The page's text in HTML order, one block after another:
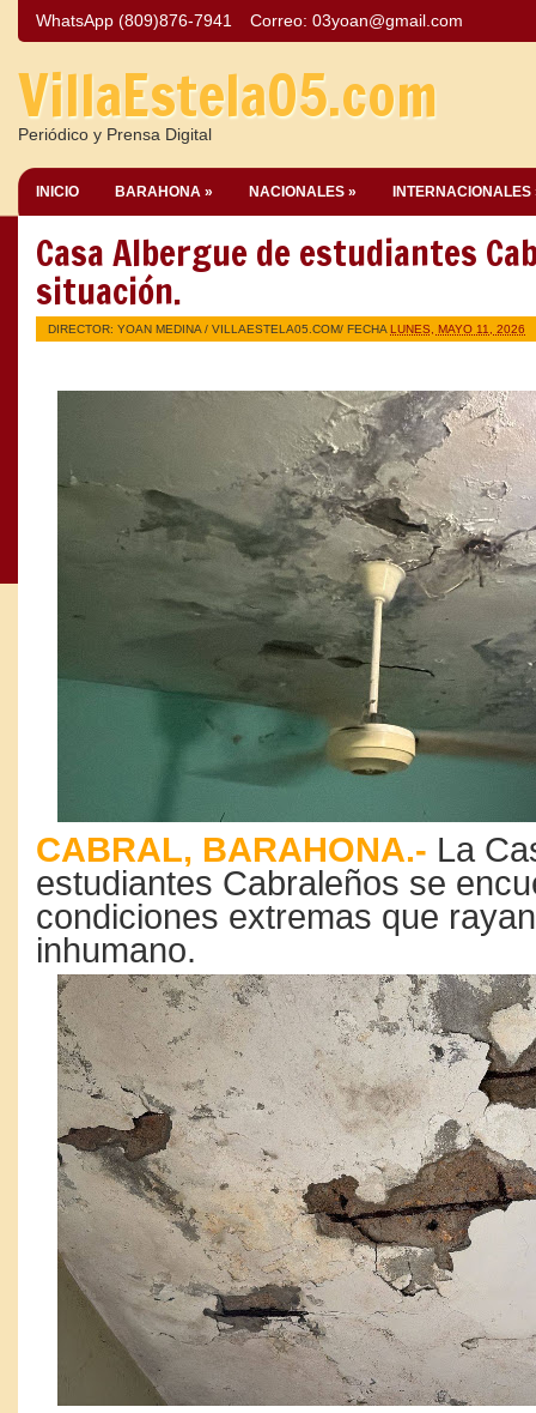
WhatsApp (809)876-7941 Correo: 03yoan@gmail.com
VillaEstela05.com
Periódico y Prensa Digital
INICIO BARAHONA » NACIONALES » INTERNACIONALES
Casa Albergue de estudiantes
situación.
DIRECTOR: YOAN MEDINA / VILLAESTELA05.COM/ FECHA LUNES, MAYO 11, 2026
CABRAL, BARAHONA.- La
estudiantes Cabraleños se
condiciones extremas que
inhumano.